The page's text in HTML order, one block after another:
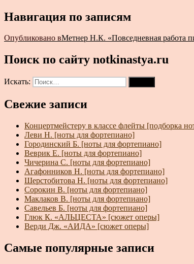
Навигация по записям
Опубликовано вМетнер Н.К. «Повседневная работа
Поиск по сайту notkinastya.ru
Искать:
Свежие записи
Концертмейстеру в классе флейты [подборка
Леви Н. [ноты для фортепиано]
Городинский Б. [ноты для фортепиано]
Веврик Е. [ноты для фортепиано]
Чичерина С. [ноты для фортепиано]
Агафонников Н. [ноты для фортепиано]
Шерстобитова Н. [ноты для фортепиано]
Сорокин В. [ноты для фортепиано]
Маклаков В. [ноты для фортепиано]
Савельев Б. [ноты для фортепиано]
Глюк К. «АЛЬЦЕСТА» [сюжет оперы]
Верди Дж. «АИДА» [сюжет оперы]
Самые популярные записи